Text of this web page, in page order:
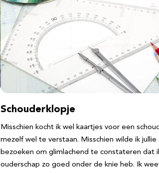
Schouderklopje
Misschien kocht ik wel kaartjes voor een
mezelf wel te verstaan. Misschien wilde ik jullie
bezoeken om glimlachend te constateren dat
ouderschap zo goed onder de knie heb. Ik